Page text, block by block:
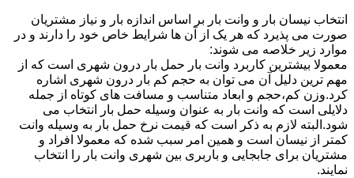
انتخاب نیسان بار و وانت بار بر اساس اندازه بار و نیاز مشتریان
صورت می پذیرد که هر یک از آن ها شرایط خاص خود را دارند و در
موارد زیر خلاصه می شوند:
معمولا بیشترین کاربرد وانت بار حمل بار درون شهری است که از
مهم ترین دلیل آن می توان به حجم کم بار درون شهری اشاره
کرد.وزن کم،حجم و ابعاد متناسب و مسافت های کوتاه از جمله
دلایلی است که وانت بار به عنوان وسیله حمل بار انتخاب می
شود.البته لازم به ذکر است که قیمت نرخ حمل بار به وسیله وانت
کمتر از نیسان است و همین امر سبب شده که معمولا افراد و
مشتریان برای جابجایی و باربری بین شهری وانت بار را انتخاب
نمایند.